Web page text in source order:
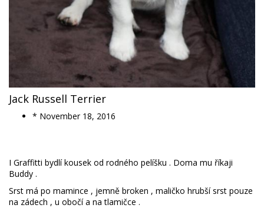
Jack Russell Terrier
* November 18, 2016
I Graffitti bydlí kousek od rodného pelíšku . Doma mu říkaji
Buddy .
Srst má po mamince , jemně broken , maličko hrubší srst pouze
na zádech , u obočí a na tlamičce .